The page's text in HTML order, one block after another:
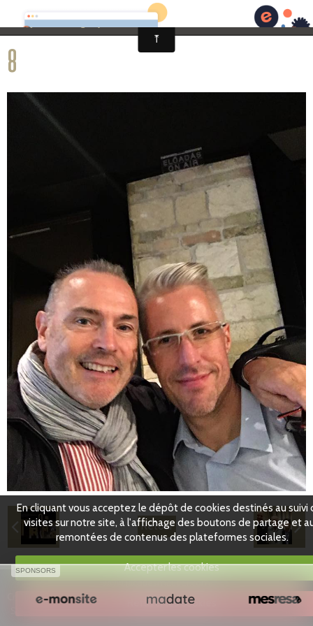
Jacques Mauger/Site officiel
Page d'accueil
News
Photos
Espace Presse
Contact
Partenaires
Facebook
8
Retour
Créer un site internet avec e-monsite
SPONSORS
En cliquant vous acceptez le dépôt de cookies destinés au suivi
visites sur notre site, à l'affichage des boutons de partage et
remontées de contenus des plateformes sociales.
Accepter les cookies
Refuser les cookies